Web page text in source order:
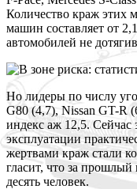
Количество краж этих
машин составляет от
автомобилей не
Но лидеры по числу
G80 (4,7), Nissan GT-R
индекс аж 12,5.
эксплуатации
жертвами краж стали
гласит, что за
десять человек.